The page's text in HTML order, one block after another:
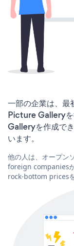
一部の企業は、
Picture Gallery
Galleryを作成で
います。
他の人は、オープン
foreign companies
rock-bottom prices